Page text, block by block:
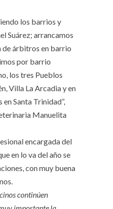
los barrios y
Suárez; arrancamos
de árbitros en barrio
por barrio
los tres Pueblos
Villa La Arcadia y en
Santa Trinidad”,
Manuelita
encargada del
en lo va del año se
con muy buena
continúen